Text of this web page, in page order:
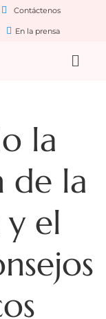
Contáctenos
En la prensa
la
de la
el